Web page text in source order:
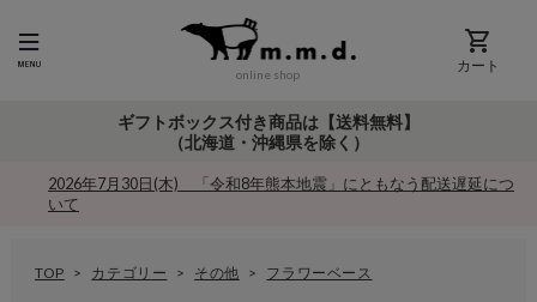
online shop カート
ギフトボックス付き商品は【送料無料】
（北海道・沖縄県を除く）
2026年7月30日(木) 「令和8年熊本地震」にともなう配送遅延につ
いて
TOP カテゴリー その他 フラワーベース